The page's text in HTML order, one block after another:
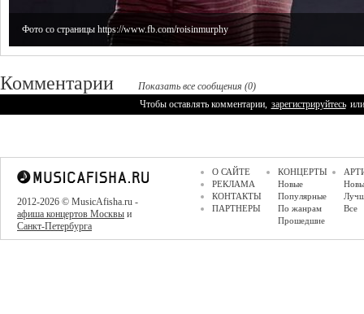
Фото со страницы https://www.fb.com/roisinmurphy
Комментарии
Показать все сообщения (0)
Чтобы оставлять комментарии, зарегистрируйтесь или
2012-2026 © MusicAfisha.ru -
афиша концертов Москвы и
Санкт-Петербурга
О САЙТЕ
РЕКЛАМА
КОНТАКТЫ
ПАРТНЕРЫ
КОНЦЕРТЫ
Новые
Популярные
По жанрам
Прошедшие
Все